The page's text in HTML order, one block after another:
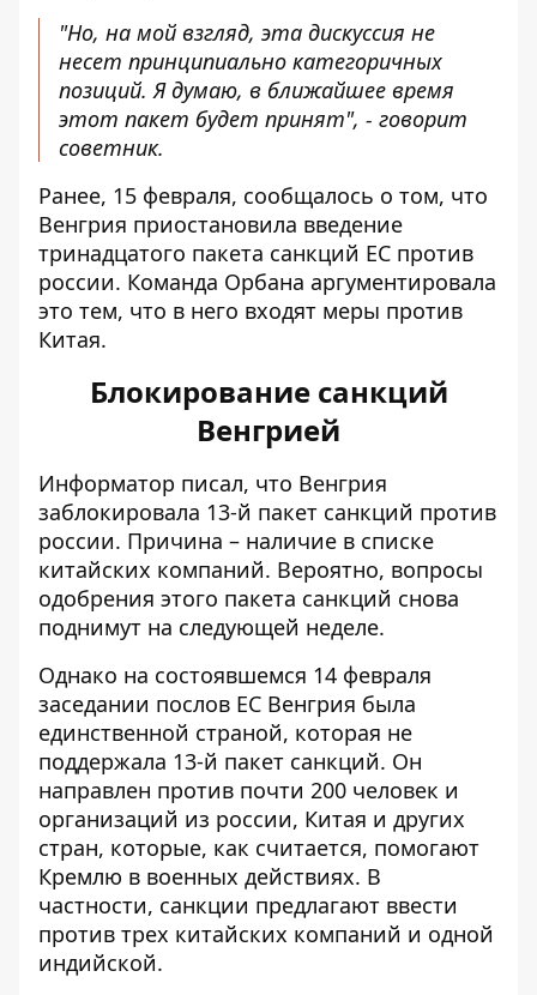
"Но, на мой взгляд, эта дискуссия не
несет принципиально категоричных
позиций. Я думаю, в ближайшее время
этот пакет будет принят", - говорит
советник.
Ранее, 15 февраля, сообщалось о том, что
Венгрия приостановила введение
тринадцатого пакета санкций ЕС против
россии. Команда Орбана аргументировала
это тем, что в него входят меры против
Китая.
Блокирование санкций
Венгрией
Информатор писал, что Венгрия
заблокировала 13-й пакет санкций против
россии. Причина – наличие в списке
китайских компаний. Вероятно, вопросы
одобрения этого пакета санкций снова
поднимут на следующей неделе.
Однако на состоявшемся 14 февраля
заседании послов ЕС Венгрия была
единственной страной, которая не
поддержала 13-й пакет санкций. Он
направлен против почти 200 человек и
организаций из россии, Китая и других
стран, которые, как считается, помогают
Кремлю в военных действиях. В
частности, санкции предлагают ввести
против трех китайских компаний и одной
индийской.